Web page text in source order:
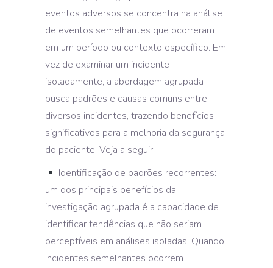
eventos adversos se concentra na análise
de eventos semelhantes que ocorreram
em um período ou contexto específico. Em
vez de examinar um incidente
isoladamente, a abordagem agrupada
busca padrões e causas comuns entre
diversos incidentes, trazendo benefícios
significativos para a melhoria da segurança
do paciente. Veja a seguir:
Identificação de padrões recorrentes:
um dos principais benefícios da
investigação agrupada é a capacidade de
identificar tendências que não seriam
perceptíveis em análises isoladas. Quando
incidentes semelhantes ocorrem